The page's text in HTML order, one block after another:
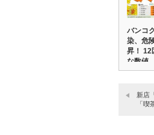
バンコ
染、危
昇！ 12
な数値
新店
「喫